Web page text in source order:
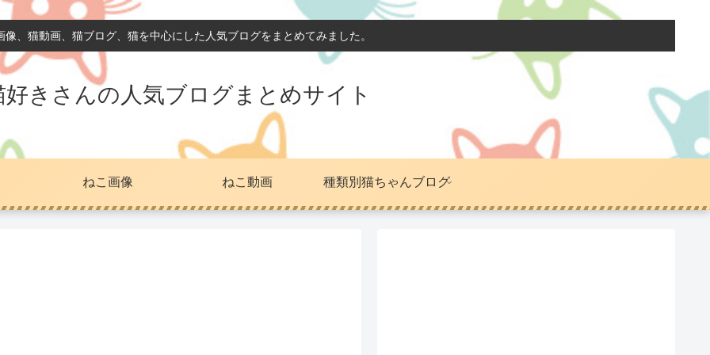
像、猫動画、猫ブログ、猫を中心にした人気ブログをまとめてみました。
好きさんの人気ブログまとめサイト
ねこ画像 ねこ動画 種類別猫ちゃんブログ